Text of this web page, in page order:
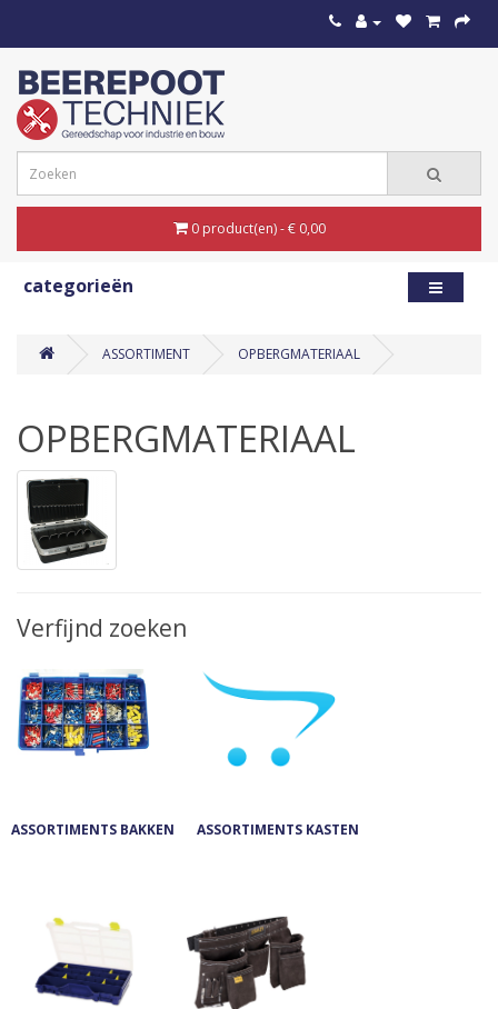
0 product(en) - € 0,00
categorieën
ASSORTIMENT OPBERGMATERIAAL
OPBERGMATERIAAL
Verfijnd zoeken
ASSORTIMENTS BAKKEN ASSORTIMENTS KASTEN